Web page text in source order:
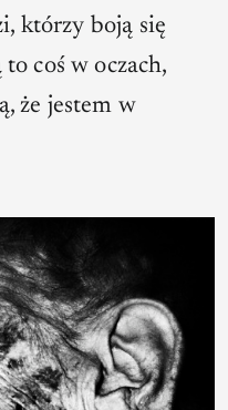
którzy boją się
coś w oczach,
że jestem w